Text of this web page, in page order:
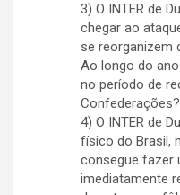
3) O INTER de
chegar ao
se reorganizem
Ao longo do
no período de
Confederações?
4) O INTER de
físico do Brasil,
consegue fazer
imediatamente